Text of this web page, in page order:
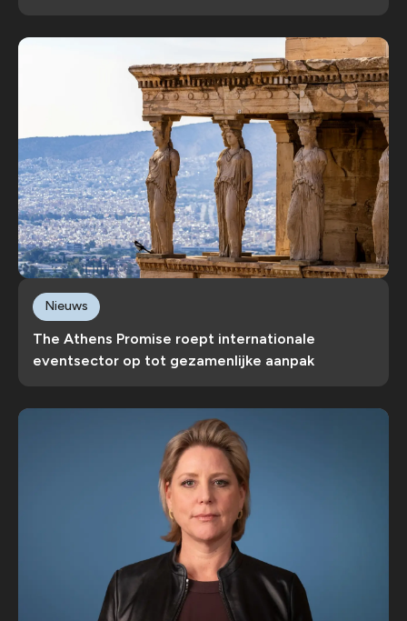
The Athens Promise roept internationale
eventsector op tot gezamenlijke aanpak
Nieuws